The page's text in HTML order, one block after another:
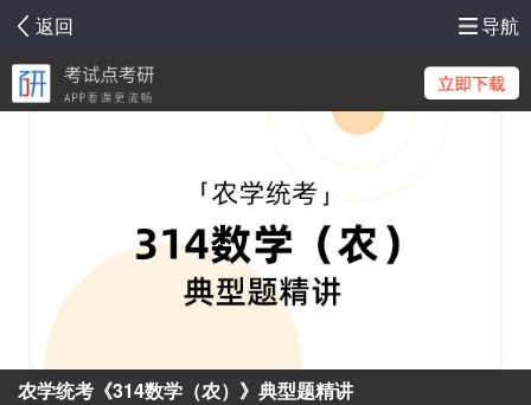
返回 导航
农学统考《314数学（农）》典型题精讲